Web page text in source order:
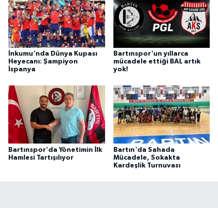
İnkumu'nda Dünya Kupası
Heyecanı: Şampiyon
İspanya
Bartınspor'un yıllarca
mücadele ettiği BAL artık
yok!
Bartınspor'da Yönetimin İlk
Hamlesi Tartışılıyor
Bartın'da Sahada
Mücadele, Sokakta
Kardeşlik Turnuvası